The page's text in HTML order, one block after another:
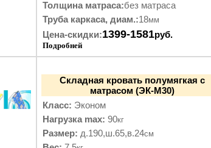
Толщина матраса:без матраса
Труба каркаса, диам.:18мм
Цена-скидки:1399-1581руб.
Подробней
Складная кровать полумягкая с
матрасом (ЭК-М30)
Класс: Эконом
Нагрузка max: 90кг
Размер: д.190,ш.65,в.24см